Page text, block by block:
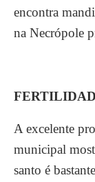
encontra
na Necrópole
A excelente
municipal
santo é